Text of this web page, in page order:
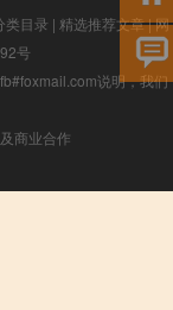
类目录 | 精选推荐文章|网
号
说明，我们
商业合作